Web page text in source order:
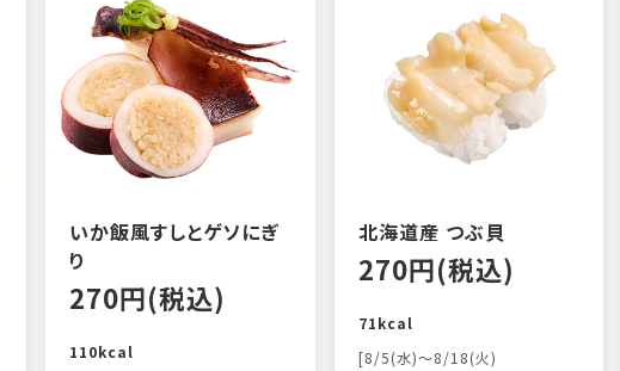
いか飯風すしとゲソにぎ
り
270円(税込)
110kcal
北海道産 つぶ貝
270円(税込)
71kcal
[8/5(水)～8/18(火)